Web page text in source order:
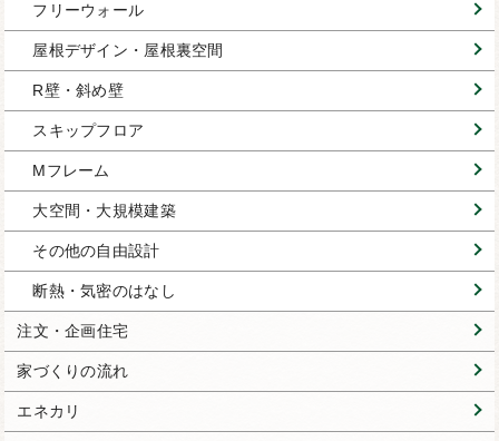
フリーウォール
屋根デザイン・屋根裏空間
R壁・斜め壁
スキップフロア
Mフレーム
大空間・大規模建築
その他の自由設計
断熱・気密のはなし
注文・企画住宅
家づくりの流れ
エネカリ